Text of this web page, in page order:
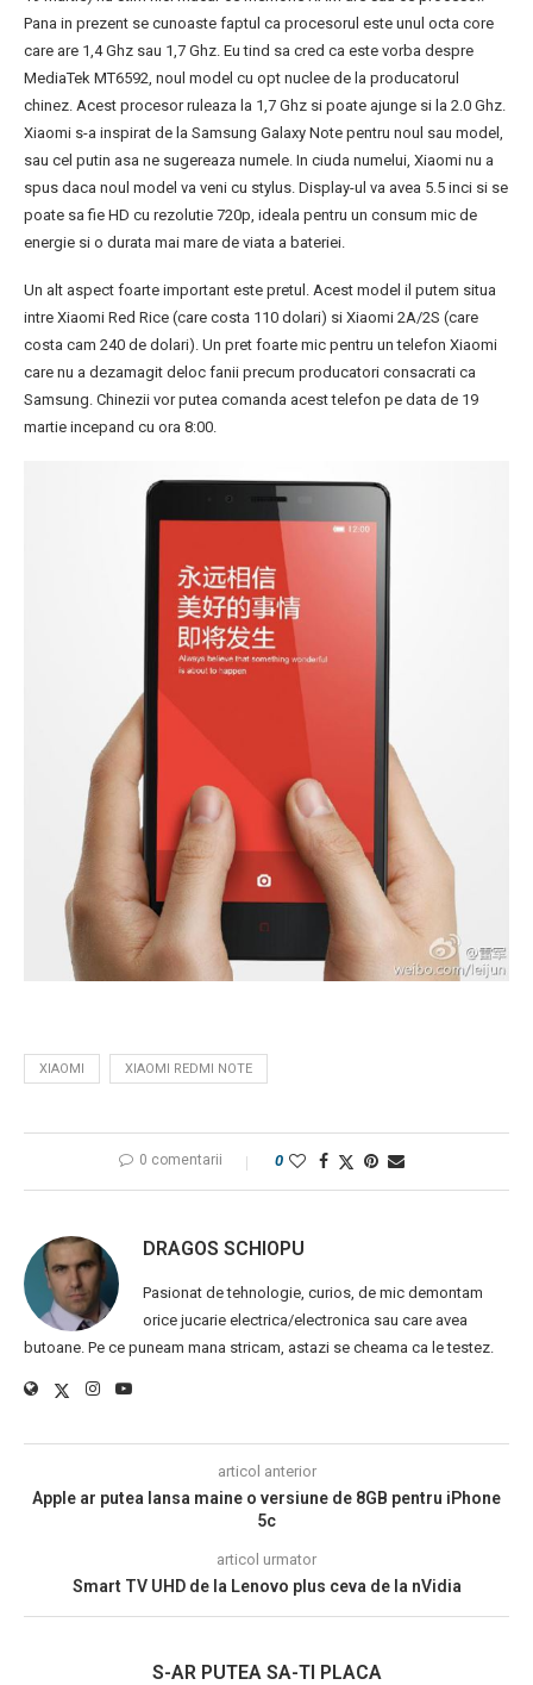
Pana in prezent se cunoaste faptul ca procesorul este unul octa core
care are 1,4 Ghz sau 1,7 Ghz. Eu tind sa cred ca este vorba despre
MediaTek MT6592, noul model cu opt nuclee de la producatorul
chinez. Acest procesor ruleaza la 1,7 Ghz si poate ajunge si la 2.0 Ghz.
Xiaomi s-a inspirat de la Samsung Galaxy Note pentru noul sau model,
sau cel putin asa ne sugereaza numele. In ciuda numelui, Xiaomi nu a
spus daca noul model va veni cu stylus. Display-ul va avea 5.5 inci si se
poate sa fie HD cu rezolutie 720p, ideala pentru un consum mic de
energie si o durata mai mare de viata a bateriei.
Un alt aspect foarte important este pretul. Acest model il putem situa
intre Xiaomi Red Rice (care costa 110 dolari) si Xiaomi 2A/2S (care
costa cam 240 de dolari). Un pret foarte mic pentru un telefon Xiaomi
care nu a dezamagit deloc fanii precum producatori consacrati ca
Samsung. Chinezii vor putea comanda acest telefon pe data de 19
martie incepand cu ora 8:00.
XIAOMI XIAOMI REDMI NOTE
0 comentarii 0
DRAGOS SCHIOPU
Pasionat de tehnologie, curios, de mic demontam
orice jucarie electrica/electronica sau care avea
butoane. Pe ce puneam mana stricam, astazi se cheama ca le testez.
articol anterior
Apple ar putea lansa maine o versiune de 8GB pentru iPhone
5c
articol urmator
Smart TV UHD de la Lenovo plus ceva de la nVidia
S-AR PUTEA SA-TI PLACA